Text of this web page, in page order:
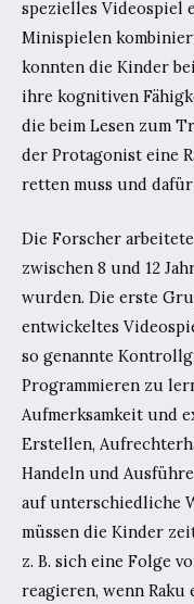
spezielles Videospiel
Minispielen
konnten die Kinder
ihre kognitiven
die beim Lesen zum
der Protagonist eine
retten muss und
Die Forscher
zwischen 8 und 12
wurden. Die erste
entwickeltes
so genannte
Programmieren zu
Aufmerksamkeit und
Erstellen,
Handeln und
auf unterschiedliche
müssen die Kinder
z. B. sich eine Folge
reagieren, wenn Raku